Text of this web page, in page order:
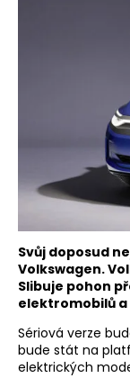
Svůj doposud
Volkswagen.
Slibuje pohon
elektromobilů
Sériová verze
bude stát na
elektrických